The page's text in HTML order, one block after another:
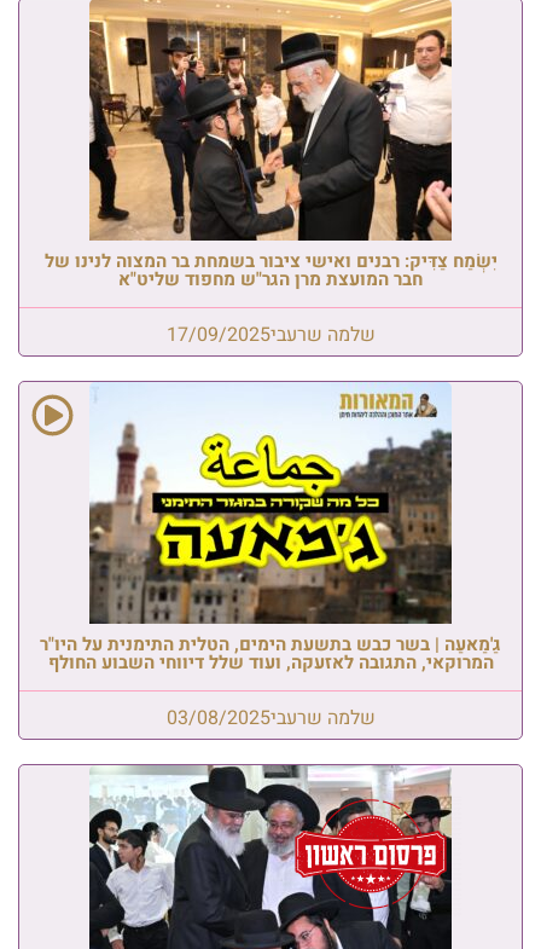
יִשְׂמַח צַדִּיק: רבנים ואישי ציבור בשמחת בר המצוה לנינו של
חבר המועצת מרן הגר"ש מחפוד שליט"א
שלמה שרעבי17/09/2025
גַ'מַאעַה | בשר כבש בתשעת הימים, הטלית התימנית על היו"ר
המרוקאי, התגובה לאזעקה, ועוד שלל דיווחי השבוע החולף
שלמה שרעבי03/08/2025